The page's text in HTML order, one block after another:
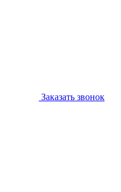
Заказать звонок